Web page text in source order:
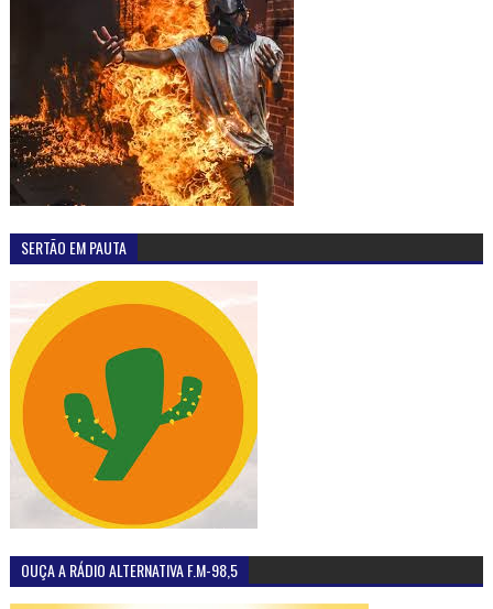
SERTÃO EM PAUTA
OUÇA A RÁDIO ALTERNATIVA F.M-98,5